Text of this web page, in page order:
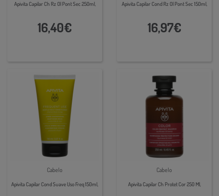
Apivita Capilar Ch Rz Ol Pont Sec 250ml,
16,40€
Apivita Capilar Cond Rz Ol Pont Sec 150ml,
16,97€
Cabelo
Apivita Capilar Cond Suave Uso Freq 150ml,
Cabelo
Apivita Capilar Ch Protet Cor 250 Ml,